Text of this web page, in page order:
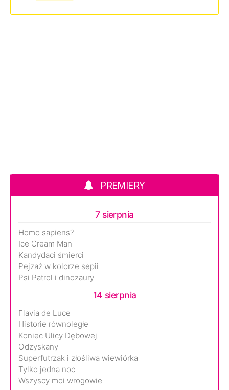
PREMIERY
7 sierpnia
Homo sapiens?
Ice Cream Man
Kandydaci śmierci
Pejzaż w kolorze sepii
Psi Patrol i dinozaury
14 sierpnia
Flavia de Luce
Historie równoległe
Koniec Ulicy Dębowej
Odzyskany
Superfutrzak i złośliwa wiewiórka
Tylko jedna noc
Wszyscy moi wrogowie